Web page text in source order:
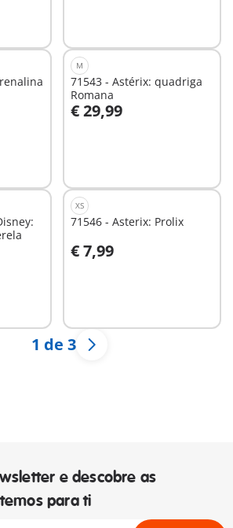
M
71543 - Astérix: quadriga
Romana
€ 29,99
Ao carrinho
XS
71546 - Asterix: Prolix
€ 7,99
Ao carrinho
1 de 3
e descobre as
para ti